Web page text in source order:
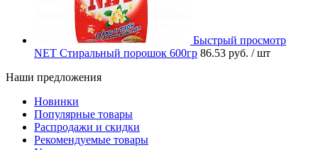
Быстрый просмотр
NET Стиральный порошок 600гр 86.53 руб. / шт
Наши предложения
Новинки
Популярные товары
Распродажи и скидки
Рекомендуемые товары